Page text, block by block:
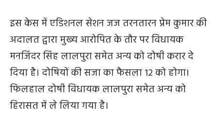
इस केस में एडिशनल सेशन जज तरनतारन प्रेम कुमार की
अदालत द्वारा मुख्य आरोपित के तौर पर विधायक
मनजिंदर सिंह लालपुरा समेत अन्य को दोषी करार दे
दिया है। दोषियों की सजा का फैसला 12 को होगा।
फिलहाल दोषी विधायक लालपुरा समेत अन्य को
हिरासत में ले लिया गया है।